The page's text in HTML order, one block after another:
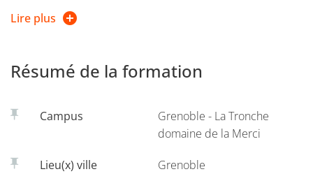
l’efficience du recours aux produits de santé. En 2021, la
Société Française de Pharmacie Clinique (SFPC) précise la
l'ensemble des attentions (préventives, curatives,
pharmaceutiques est d'améliorer la qualité de vie du
patient. Ils sont prodigués en lien avec les autres
professionnels de santé et, le cas échéant avec les aidants
Lire plus
Résumé de la formation
Campus
Grenoble - La Tronche
domaine de la Merci
Lieu(x) ville Grenoble